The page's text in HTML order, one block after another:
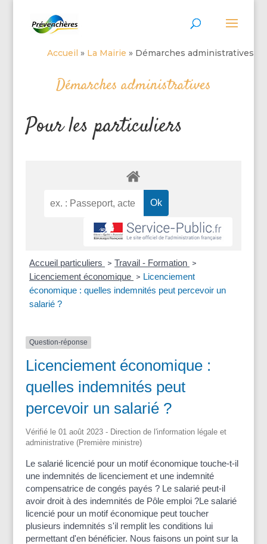
Accueil » La Mairie » Démarches administratives
Démarches administratives
Pour les particuliers
Accueil particuliers > Travail - Formation >
Licenciement économique > Licenciement
économique : quelles indemnités peut percevoir un
salarié ?
Question-réponse
Licenciement économique :
quelles indemnités peut
percevoir un salarié ?
Vérifié le 01 août 2023 - Direction de l'information légale et
administrative (Première ministre)
Le salarié licencié pour un motif économique touche-t-il
une indemnités de licenciement et une indemnité
compensatrice de congés payés ? Le salarié peut-il
avoir droit à des indemnités de Pôle emploi ?Le salarié
licencié pour un motif économique peut toucher
plusieurs indemnités s'il remplit les conditions lui
permettant d'en bénéficier. Nous faisons un point sur la